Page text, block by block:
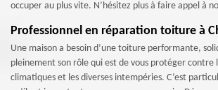
occuper au plus vite. N’hésitez plus à faire appel à
Professionnel en réparation toiture à
Une maison a besoin d’une toiture performante,
pleinement son rôle qui est de vous protéger contre
climatiques et les diverses intempéries. C’est